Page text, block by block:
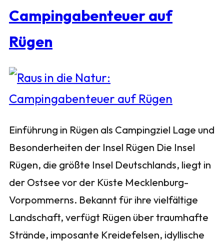
Campingabenteuer auf
Rügen
Einführung in Rügen als Campingziel Lage und
Besonderheiten der Insel Rügen Die Insel
Rügen, die größte Insel Deutschlands, liegt in
der Ostsee vor der Küste Mecklenburg-
Vorpommerns. Bekannt für ihre vielfältige
Landschaft, verfügt Rügen über traumhafte
Strände, imposante Kreidefelsen, idyllische